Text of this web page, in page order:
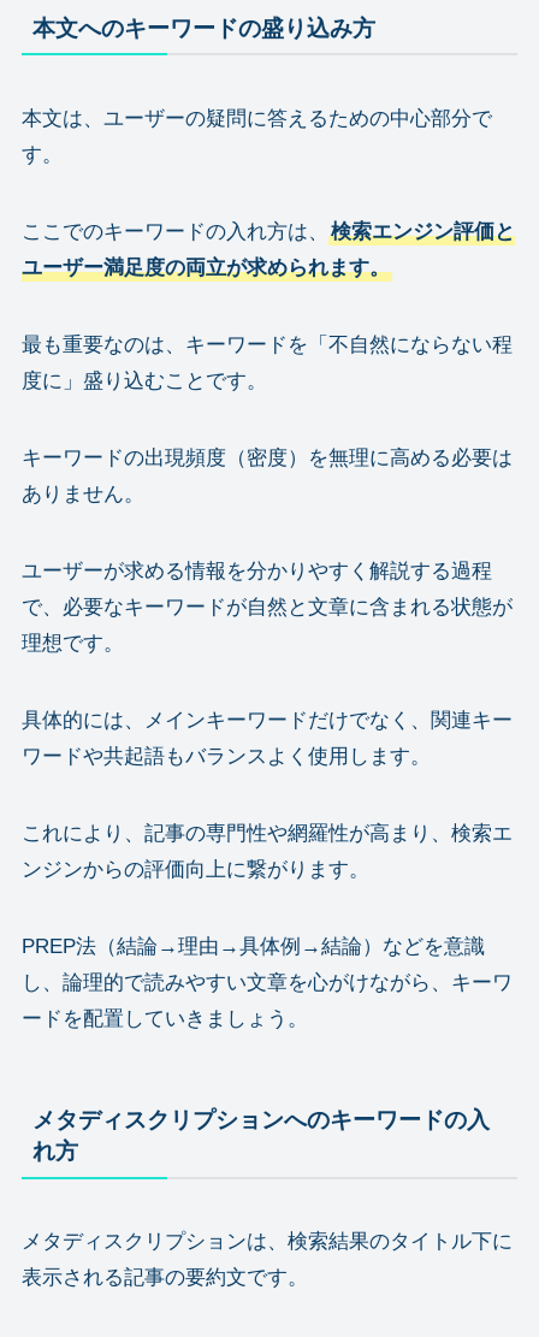
本文へのキーワードの盛り込み方
本文は、ユーザーの疑問に答えるための中心部分で
す。
ここでのキーワードの入れ方は、
検索エンジン評価と
ユーザー満足度の両立が求められます。
最も重要なのは、キーワードを「不自然にならない程
度に」盛り込むことです。
キーワードの出現頻度（密度）を無理に高める必要は
ありません。
ユーザーが求める情報を分かりやすく解説する過程
で、必要なキーワードが自然と文章に含まれる状態が
理想です。
具体的には、メインキーワードだけでなく、関連キー
ワードや共起語もバランスよく使用します。
これにより、記事の専門性や網羅性が高まり、検索エ
ンジンからの評価向上に繋がります。
PREP法（結論→理由→具体例→結論）などを意識
し、論理的で読みやすい文章を心がけながら、キーワ
ードを配置していきましょう。
メタディスクリプションへのキーワードの入
れ方
メタディスクリプションは、検索結果のタイトル下に
表示される記事の要約文です。